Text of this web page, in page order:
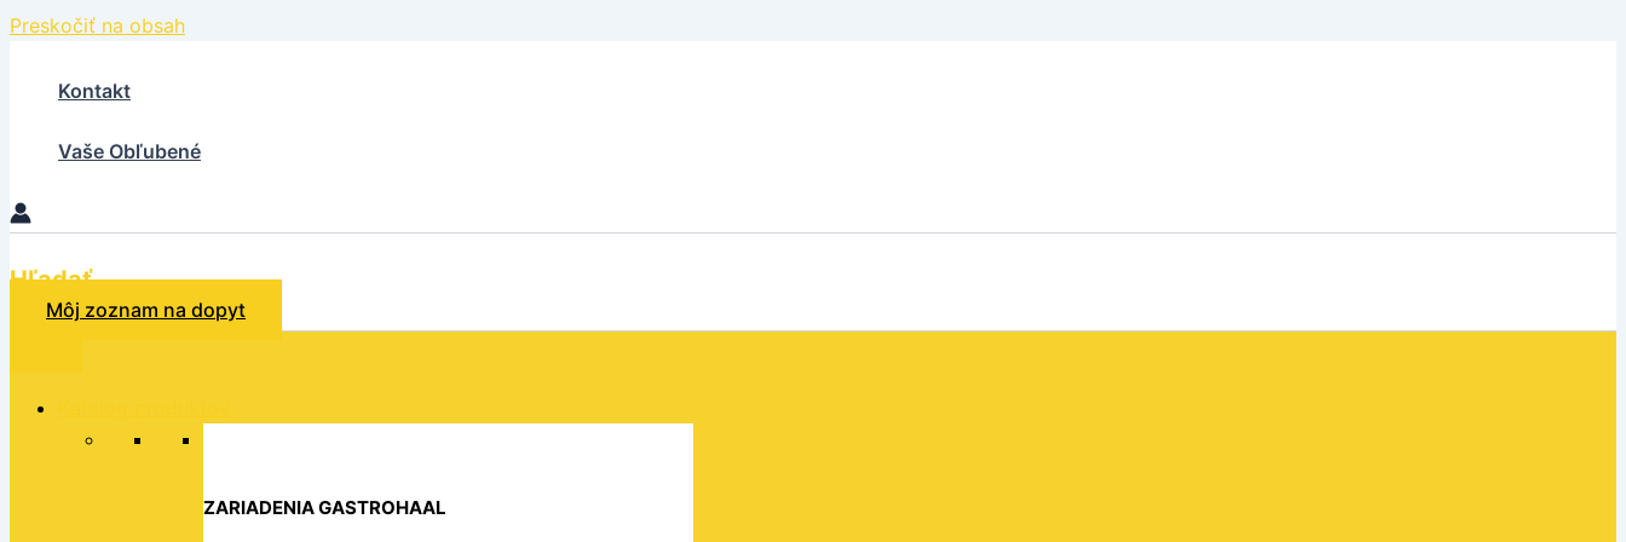
Preskočiť na obsah
Kontakt
Vaše Obľubené
Hľadať
Môj zoznam na dopyt
ZARIADENIA GASTROHAAL